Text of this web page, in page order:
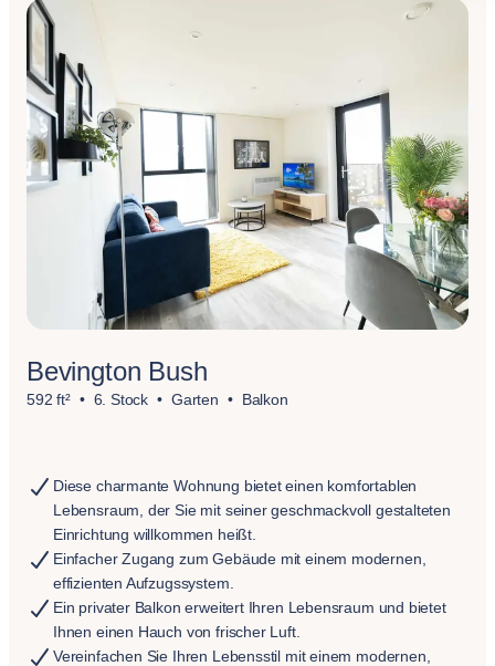
Bevington Bush
592 ft² 6. Stock Garten Balkon
Diese charmante Wohnung bietet einen komfortablen
Lebensraum, der Sie mit seiner geschmackvoll gestalteten
Einrichtung willkommen heißt.
Einfacher Zugang zum Gebäude mit einem modernen,
effizienten Aufzugssystem.
Ein privater Balkon erweitert Ihren Lebensraum und bietet
Ihnen einen Hauch von frischer Luft.
Vereinfachen Sie Ihren Lebensstil mit einem modernen,